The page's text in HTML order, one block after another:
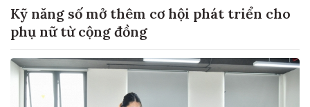
Kỹ năng số mở thêm cơ hội phát triển cho
phụ nữ từ cộng đồng